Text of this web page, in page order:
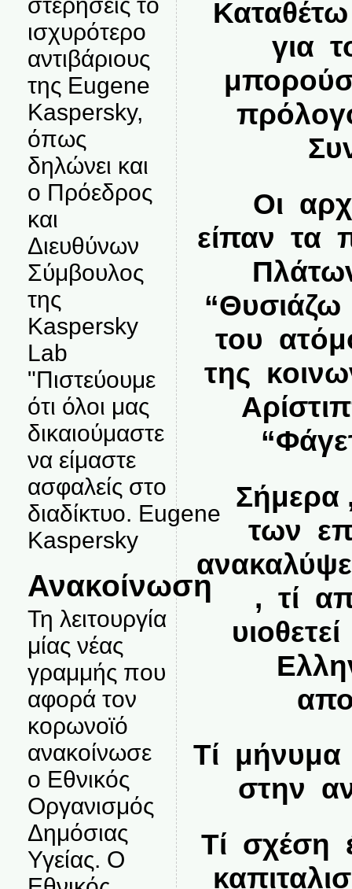
ισχυρότερο
αντιβάριους
της Eugene
Kaspersky,
όπως
δηλώνει και
ο Πρόεδρος
και
Διευθύνων
Σύμβουλος
της
Kaspersky
Lab
"Πιστεύουμε
ότι όλοι μας
δικαιούμαστε
να είμαστε
ασφαλείς στο
διαδίκτυο. Eugene
Kaspersky
Ανακοίνωση
Τη λειτουργία
μίας νέας
γραμμής που
αφορά τον
κορωνοϊό
ανακοίνωσε
ο Εθνικός
Οργανισμός
Δημόσιας
Υγείας. Ο
για
Οι
είπαν τα
“Θυσιάζω
του
της
των
, τί
Τί μήνυμα
στην
Τί σχέση